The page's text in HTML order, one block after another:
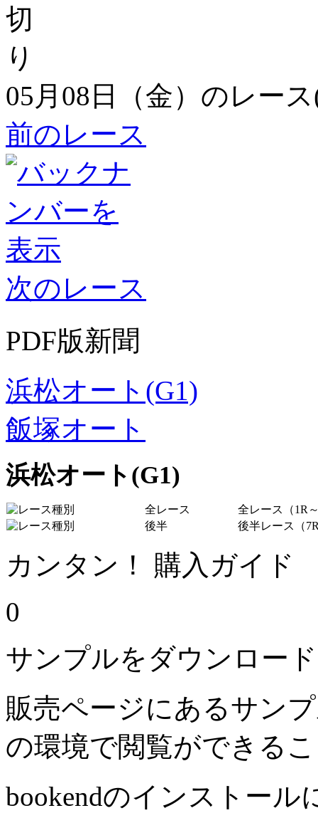
05月08日（金）のレー
前のレース
次のレース
PDF版新聞
浜松オート(G1)
飯塚オート
浜松オート(G1)
全レース
全レース（1R
後半
後半レース（
カンタン！ 購入ガイド
0
サンプルをダウンロー
販売ページにあるサン
の環境で閲覧ができる
bookendのインストール